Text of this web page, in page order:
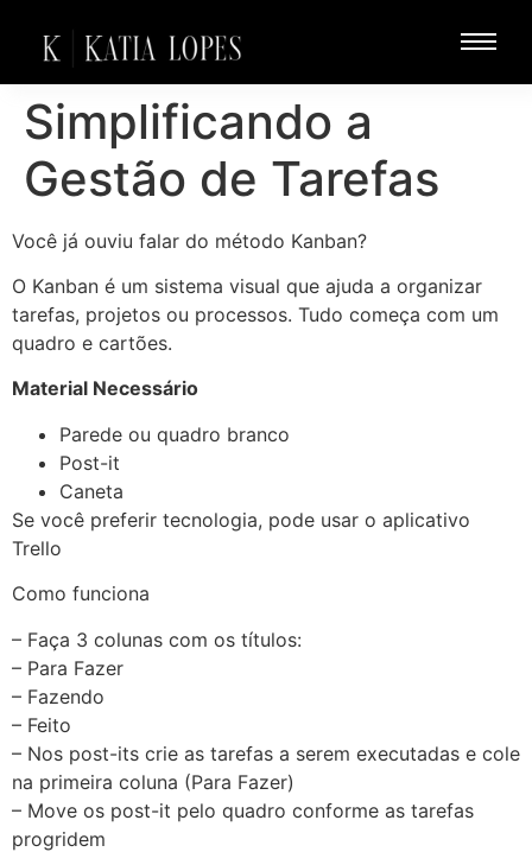
Simplificando a
Gestão de Tarefas
Você já ouviu falar do método Kanban?
O Kanban é um sistema visual que ajuda a organizar
tarefas, projetos ou processos. Tudo começa com um
quadro e cartões.
Material Necessário
Parede ou quadro branco
Post-it
Caneta
Se você preferir tecnologia, pode usar o aplicativo
Trello
Como funciona
– Faça 3 colunas com os títulos:
– Para Fazer
– Fazendo
– Feito
– Nos post-its crie as tarefas a serem executadas e cole
na primeira coluna (Para Fazer)
– Move os post-it pelo quadro conforme as tarefas
progridem